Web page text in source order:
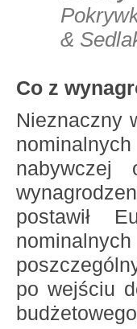
&
Co z
Nieznaczny
nabywczej
postawił
po wejściu